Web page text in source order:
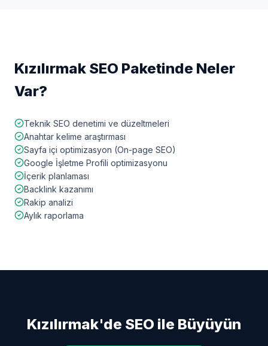
Kızılırmak SEO Paketinde Neler
Var?
Teknik SEO denetimi ve düzeltmeleri
Anahtar kelime araştırması
Sayfa içi optimizasyon (On-page SEO)
Google İşletme Profili optimizasyonu
İçerik planlaması
Backlink kazanımı
Rakip analizi
Aylık raporlama
Kızılırmak'de SEO ile Büyüyün